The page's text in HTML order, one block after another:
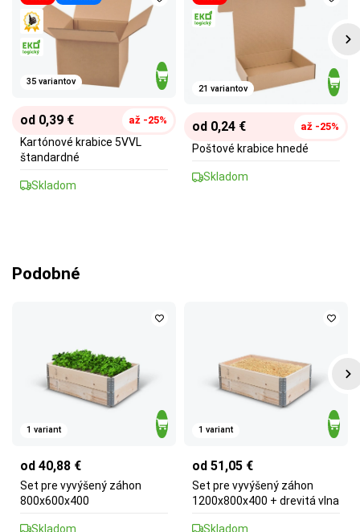
35 variantov
od 0,39 € až -25%
Kartónové krabice 5VVL
štandardné
Skladom
21 variantov
od 0,24 € až -25%
Poštové krabice hnedé
Skladom
Podobné
1 variant
od 40,88 €
Set pre vyvýšený záhon
800x600x400
Skladom
1 variant
od 51,05 €
Set pre vyvýšený záhon
1200x800x400 + drevitá vlna
Skladom